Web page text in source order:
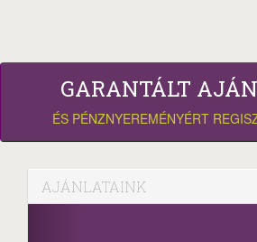
GARANTÁLT
ÉS PÉNZNYEREMÉNYÉRT
AJÁNLATAINK